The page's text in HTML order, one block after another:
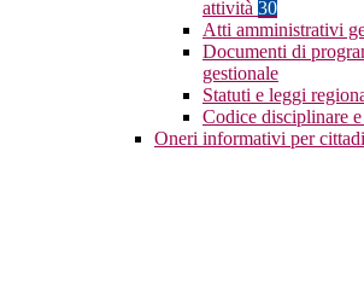
attività 30
Atti amministrativi
Documenti di
gestionale
Statuti e leggi
Codice disciplinare
Oneri informativi per